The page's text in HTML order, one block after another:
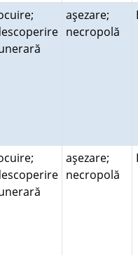
aşezare;
necropolă
aşezare;
necropolă